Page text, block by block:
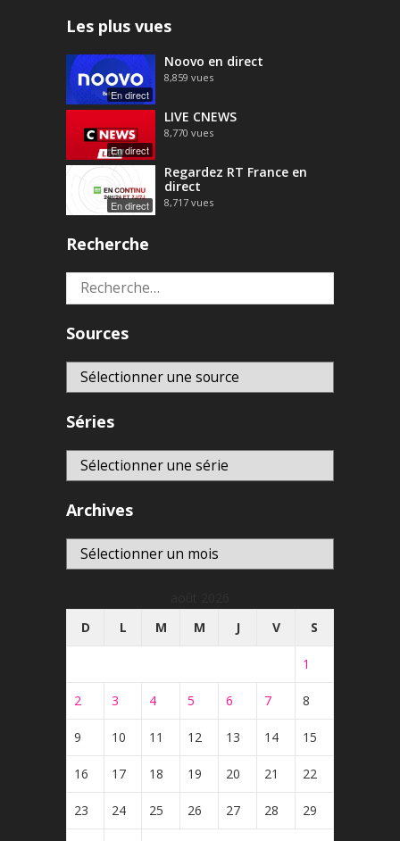
Les plus vues
En direct
Noovo en direct
8,859 vues
En direct
LIVE CNEWS
8,770 vues
En direct
Regardez RT France en
direct
8,717 vues
Recherche
Rechercher :
Sources
Séries
Archives
Archives
D
L M M J V S
1
2 3 4 5 6 7 8
9 10 11 12 13 14 15
16 17 18 19 20 21 22
23 24 25 26 27 28 29